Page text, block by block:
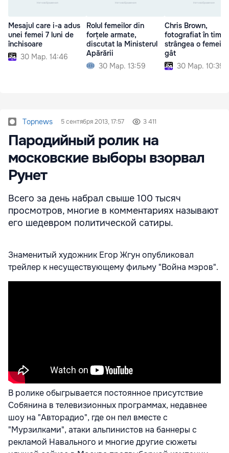
Mesajul care i-a adus
unei femei 7 luni de
închisoare
30 Мар. 14:46
Rolul femeilor din
forțele armate,
discutat la Ministerul
Apărării
30 Мар. 13:59
Chris Brown,
fotografiat în timp
strângea o femeie
gât
30 Мар. 10:39
Topnews 5 сентября 2013, 17:57 3 411
Пародийный ролик на
московские выборы взорвал
Рунет
Всего за день набрал свыше 100 тысяч
просмотров, многие в комментариях называют
его шедевром политической сатиры.
Знаменитый художник Егор Жгун опубликовал
трейлер к несуществующему фильму "Война мэров".
В ролике обыгрывается постоянное присутствие
Собянина в телевизионных программах, недавнее
шоу на "Авторадио", где он пел вместе с
"Мурзилками", атаки альпинистов на баннеры с
рекламой Навального и многие другие сюжеты